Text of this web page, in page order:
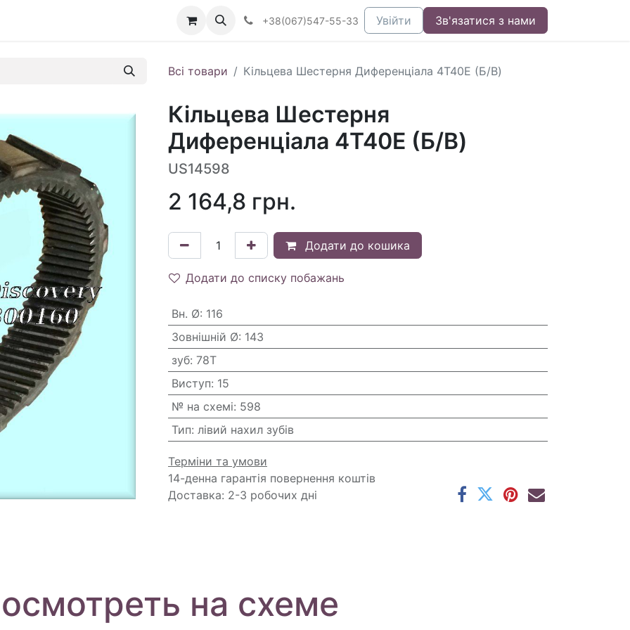
+38(067)547-55-33 Увійти Зв'язатися з нами
Всі товари Кільцева Шестерня Диференціала 4T40E (Б/В)
Кільцева Шестерня
Диференціала 4T40E (Б/В)
US14598
2 164,8 грн.
Додати до кошика
Додати до списку побажань
Вн. Ø: 116
Зовнішній Ø: 143
зуб: 78T
Виступ: 15
№ на схемі: 598
Тип: лівий нахил зубів
Терміни та умови
14-денна гарантія повернення коштів
Доставка: 2-3 робочих дні
на схеме